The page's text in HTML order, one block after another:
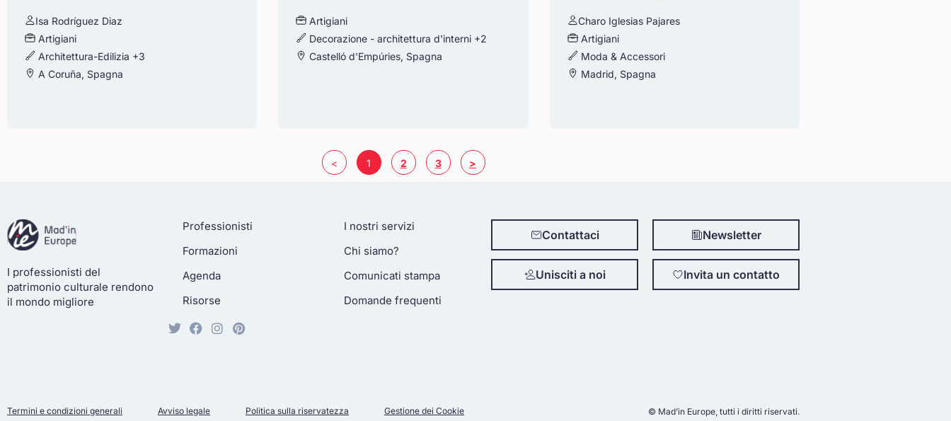
Isa Rodríguez Diaz
Artigiani
Architettura-Edilizia +3
A Coruña, Spagna
Artigiani
Decorazione - architettura d'interni +2
Castelló d'Empúries, Spagna
Charo Iglesias Pajares
Artigiani
Moda & Accessori
Madrid, Spagna
< 1 2 3 >
I professionisti del
patrimonio culturale rendono
il mondo migliore
Professionisti
Formazioni
Agenda
Risorse
I nostri servizi
Chi siamo?
Comunicati stampa
Domande frequenti
Contattaci
Unisciti a noi
Newsletter
Invita un contatto
Termini e condizioni generali Avviso legale Politica sulla riservatezza Gestione dei Cookie © Mad’in Europe, tutti i diritti riservati.